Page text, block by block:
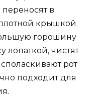
в
крышкой.
горошину
лопаткой, чистят
рот
подходит для